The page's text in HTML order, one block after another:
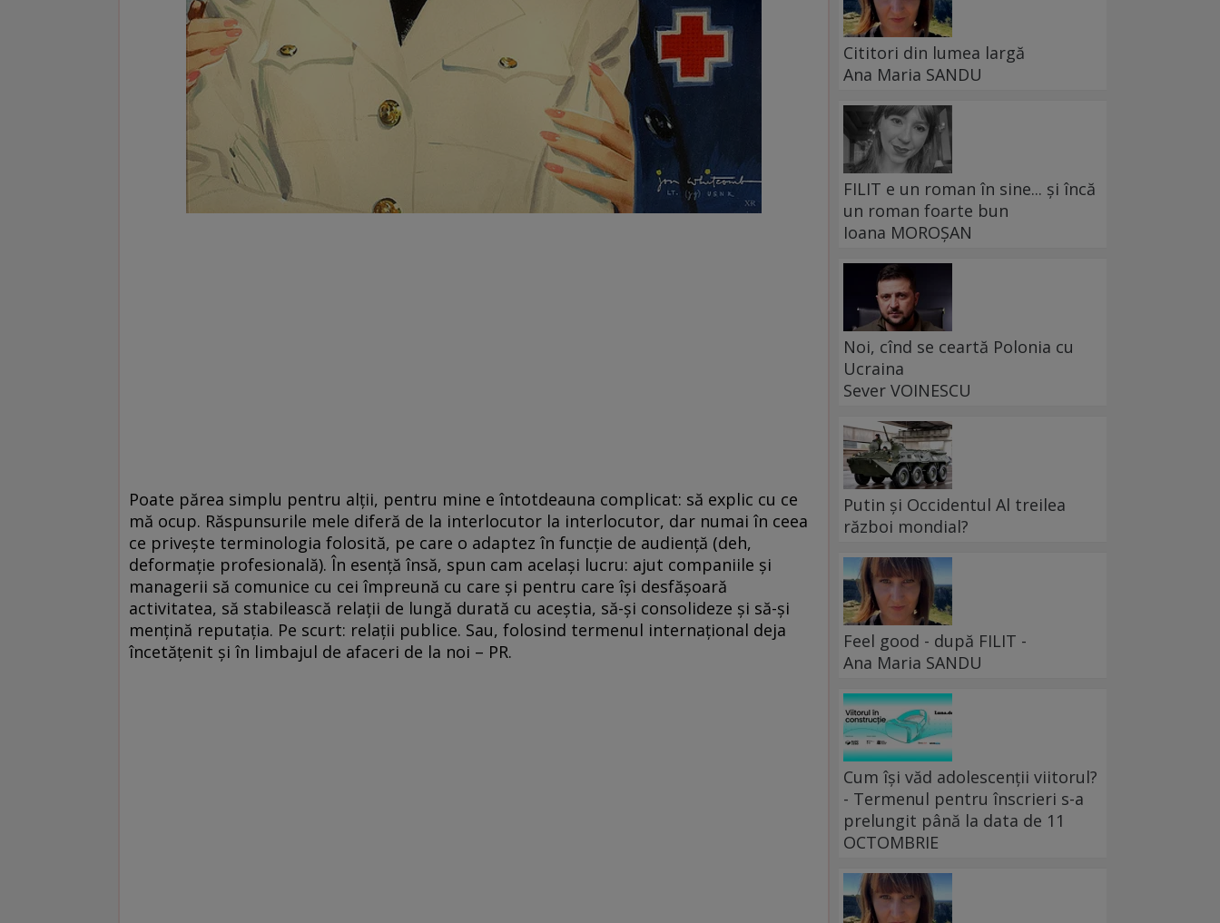
Poate părea simplu pentru alţii, pentru mine e întotdeauna complicat: să explic cu ce
mă ocup. Răspunsurile mele diferă de la interlocutor la interlocutor, dar numai în ceea
ce priveşte terminologia folosită, pe care o adaptez în funcţie de audienţă (deh,
deformaţie profesională). În esenţă însă, spun cam acelaşi lucru: ajut companiile şi
managerii să comunice cu cei împreună cu care şi pentru care îşi desfăşoară
activitatea, să stabilească relaţii de lungă durată cu aceştia, să-şi consolideze şi să-şi
menţină reputaţia. Pe scurt: relaţii publice. Sau, folosind termenul internaţional deja
încetăţenit şi în limbajul de afaceri de la noi – PR.
Cititori din lumea largă
Ana Maria SANDU
FILIT e un roman în sine... și încă
un roman foarte bun
Ioana MOROȘAN
Noi, cînd se ceartă Polonia cu
Ucraina
Sever VOINESCU
Putin și Occidentul Al treilea
război mondial?
Feel good - după FILIT -
Ana Maria SANDU
Cum își văd adolescenții viitorul?
- Termenul pentru înscrieri s-a
prelungit până la data de 11
OCTOMBRIE